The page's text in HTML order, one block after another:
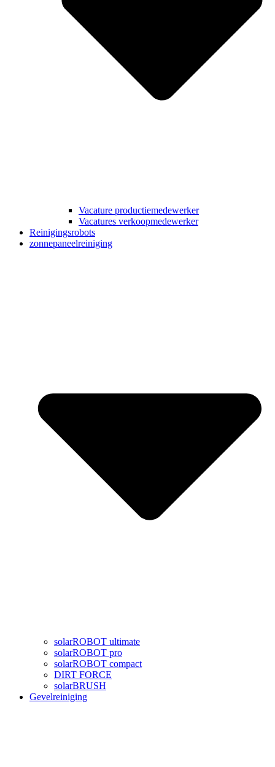
Vacature productiemedewerker
Vacatures verkoopmedewerker
Reinigingsrobots
zonnepaneelreiniging
solarROBOT ultimate
solarROBOT pro
solarROBOT compact
DIRT FORCE
solarBRUSH
Gevelreiniging